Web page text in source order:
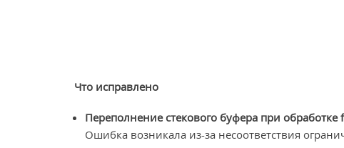
Что исправлено
Переполнение стекового буфера при обработке
Ошибка возникала из-за несоответствия